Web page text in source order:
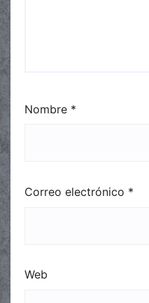
Nombre *
Correo electrónico *
Web